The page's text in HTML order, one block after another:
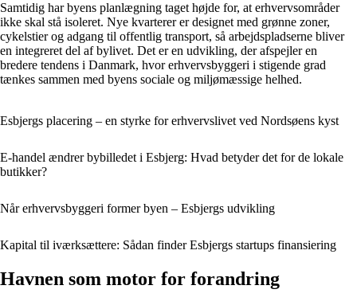
Samtidig har byens planlægning taget højde for, at erhvervsområder
ikke skal stå isoleret. Nye kvarterer er designet med grønne zoner,
cykelstier og adgang til offentlig transport, så arbejdspladserne bliver
en integreret del af bylivet. Det er en udvikling, der afspejler en
bredere tendens i Danmark, hvor erhvervsbyggeri i stigende grad
tænkes sammen med byens sociale og miljømæssige helhed.
Esbjergs placering – en styrke for erhvervslivet ved Nordsøens kyst
E-handel ændrer bybilledet i Esbjerg: Hvad betyder det for de lokale
butikker?
Når erhvervsbyggeri former byen – Esbjergs udvikling
Kapital til iværksættere: Sådan finder Esbjergs startups finansiering
Havnen som motor for forandring